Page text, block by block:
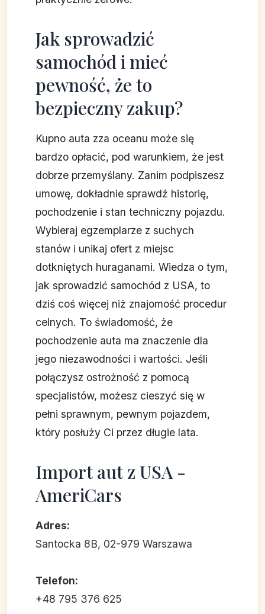
Jak sprowadzić
samochód i mieć
pewność, że to
bezpieczny zakup?
Kupno auta zza oceanu może się
bardzo opłacić, pod warunkiem, że jest
dobrze przemyślany. Zanim podpiszesz
umowę, dokładnie sprawdź historię,
pochodzenie i stan techniczny pojazdu.
Wybieraj egzemplarze z suchych
stanów i unikaj ofert z miejsc
dotkniętych huraganami. Wiedza o tym,
jak sprowadzić samochód z USA, to
dziś coś więcej niż znajomość procedur
celnych. To świadomość, że
pochodzenie auta ma znaczenie dla
jego niezawodności i wartości. Jeśli
połączysz ostrożność z pomocą
specjalistów, możesz cieszyć się w
pełni sprawnym, pewnym pojazdem,
który posłuży Ci przez długie lata.
Import aut z USA -
AmeriCars
Adres:
Santocka 8B, 02-979 Warszawa
Telefon:
+48 795 376 625